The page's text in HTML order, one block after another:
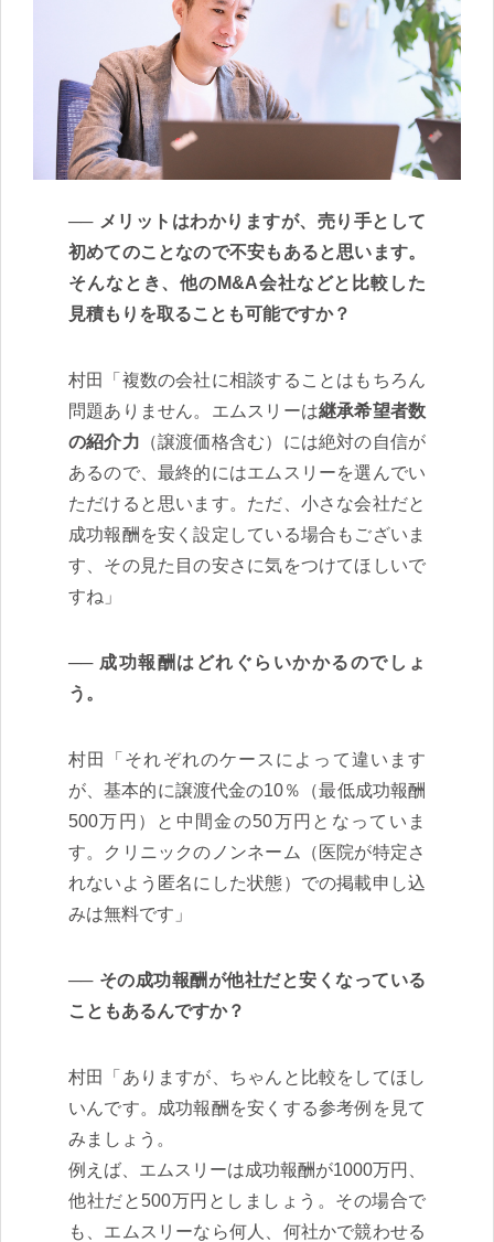
メリットはわかりますが、売り手として
初めてのことなので不安もあると思います。
そんなとき、他のM&A会社などと比較した
見積もりを取ることも可能ですか？
村田「複数の会社に相談することはもちろん
問題ありません。エムスリーは継承希望者数
の紹介力 （譲渡価格含む）には絶対の自信が
あるので、最終的にはエムスリーを選んでい
ただけると思います。ただ、小さな会社だと
成功報酬を安く設定している場合もございま
す、その見た目の安さに気をつけてほしいで
すね」
成功報酬はどれぐらいかかるのでしょ
う。
村田「それぞれのケースによって違います
が、基本的に譲渡代金の10％（最低成功報酬
500万円）と中間金の50万円となっていま
す。クリニックのノンネーム（医院が特定さ
れないよう匿名にした状態）での掲載申し込
みは無料です」
その成功報酬が他社だと安くなっている
こともあるんですか？
村田「ありますが、ちゃんと比較をしてほし
いんです。成功報酬を安くする参考例を見て
みましょう。
例えば、エムスリーは成功報酬が1000万円、
他社だと500万円としましょう。その場合で
も、エムスリーなら何人、何社かで競わせる